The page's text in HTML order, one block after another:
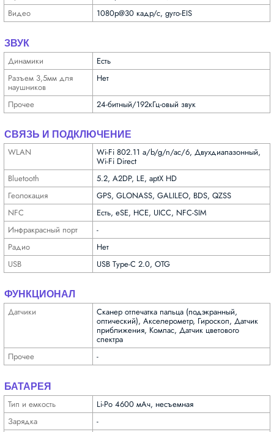
Видео
1080p@30 кадр/с, gyro-EIS
ЗВУК
Динамики
Есть
Разъем 3,5мм для
науш­ников
Нет
Прочее 24-битный/192кГц-овый звук
СВЯЗЬ И ПОДКЛЮЧЕНИЕ
WLAN Wi-Fi 802.11 a/b/g/n/ac/6, Двухдиапазонный,
Wi-Fi Direct
Bluetooth
5.2, A2DP, LE, aptX HD
Геолока­ция
GPS, GLONASS, GALILEO, BDS, QZSS
NFC
Есть, eSE, HCE, UICC, NFC-SIM
Инфра­красный порт
-
Радио
Нет
USB
USB Type-C 2.0, OTG
ФУНКЦИОНАЛ
Датчики Сканер отпечатка пальца (подэкранный,
оптический), Акселерометр, Гироскоп, Датчик
приближения, Компас, Датчик цветового
спектра
Прочее
-
БАТАРЕЯ
Тип и емкость
Li-Po 4600 мАч, несъемная
Зарядка
-